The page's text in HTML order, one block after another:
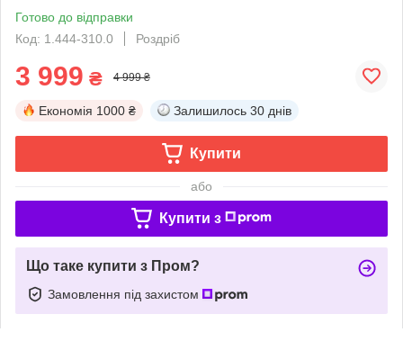
Готово до відправки
Код: 1.444-310.0
Роздріб
3 999 ₴ 4 999 ₴
Економія 1000 ₴ Залишилось 30 днів
Купити
або
Купити з
Що таке купити з Пром?
Замовлення під захистом